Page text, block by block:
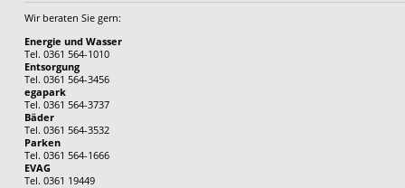
Wir beraten Sie gern:
Energie und Wasser
Tel. 0361 564-1010
Entsorgung
Tel. 0361 564-3456
egapark
Tel. 0361 564-3737
Bäder
Tel. 0361 564-3532
Parken
Tel. 0361 564-1666
EVAG
Tel. 0361 19449